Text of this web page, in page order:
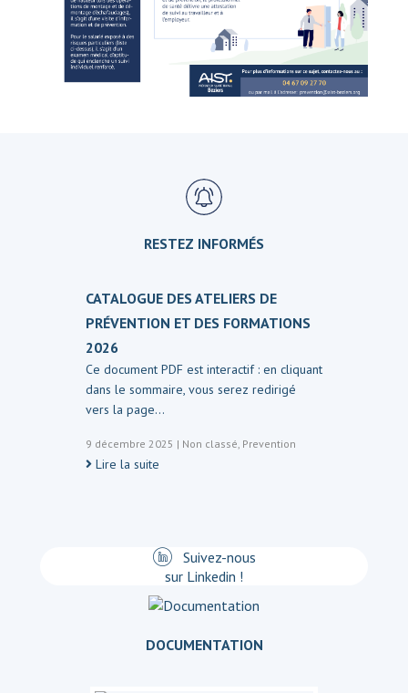
RESTEZ INFORMÉS
CATALOGUE DES ATELIERS DE
PRÉVENTION ET DES FORMATIONS
2026
Ce document PDF est interactif : en cliquant
dans le sommaire, vous serez redirigé
vers la page…
9 décembre 2025 | Non classé, Prevention
Lire la suite
Suivez-nous
sur Linkedin !
DOCUMENTATION